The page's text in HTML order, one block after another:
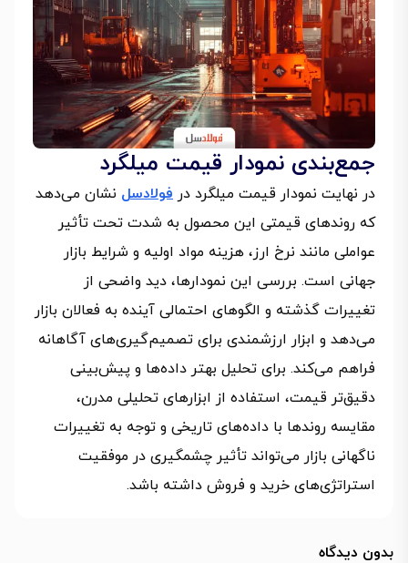
جمع‌بندی نمودار قیمت میلگرد
در نهایت نمودار قیمت میلگرد در فولادسل نشان می‌دهد
که روندهای قیمتی این محصول به شدت تحت تأثیر
عواملی مانند نرخ ارز، هزینه مواد اولیه و شرایط بازار
جهانی است. بررسی این نمودارها، دید واضحی از
تغییرات گذشته و الگوهای احتمالی آینده به فعالان بازار
می‌دهد و ابزار ارزشمندی برای تصمیم‌گیری‌های آگاهانه
فراهم می‌کند. برای تحلیل بهتر داده‌ها و پیش‌بینی
دقیق‌تر قیمت، استفاده از ابزارهای تحلیلی مدرن،
مقایسه روندها با داده‌های تاریخی و توجه به تغییرات
ناگهانی بازار می‌تواند تأثیر چشمگیری در موفقیت
استراتژی‌های خرید و فروش داشته باشد.
بدون دیدگاه